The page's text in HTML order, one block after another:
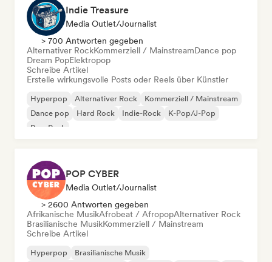
Indie Treasure
Media Outlet/Journalist
> 700 Antworten gegeben
Alternativer RockKommerziell / MainstreamDance pop
Dream PopElektropop
Schreibe Artikel
Erstelle wirkungsvolle Posts oder Reels über Künstler
Hyperpop Alternativer Rock
Kommerziell / Mainstream
Dance pop
Hard Rock Indie-Rock
K-Pop/J-Pop
Pop-Punk
POP CYBER
Media Outlet/Journalist
> 2600 Antworten gegeben
Afrikanische MusikAfrobeat / AfropopAlternativer Rock
Brasilianische MusikKommerziell / Mainstream
Schreibe Artikel
Hyperpop
Brasilianische Musik